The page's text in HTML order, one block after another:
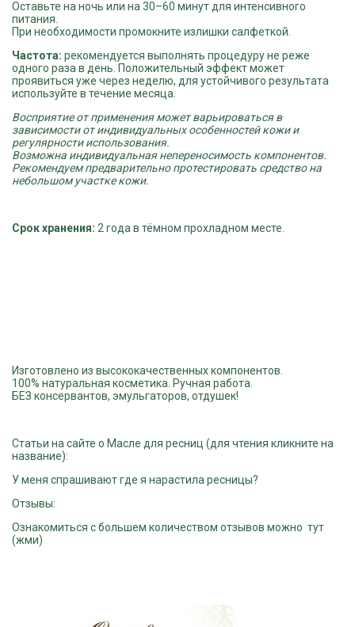
Оставьте на ночь или на 30–60 минут для интенсивного
питания.
При необходимости промокните излишки салфеткой.
Частота: рекомендуется выполнять процедуру не реже
одного раза в день. Положительный эффект может
проявиться уже через неделю, для устойчивого результата
используйте в течение месяца.
Восприятие от применения может варьироваться в
зависимости от индивидуальных особенностей кожи и
регулярности использования.
Возможна индивидуальная непереносимость компонентов.
Рекомендуем предварительно протестировать средство на
небольшом участке кожи.
Срок хранения: 2 года в тёмном прохладном месте.
Изготовлено из высококачественных компонентов.
100% натуральная косметика. Ручная работа.
БЕЗ консервантов, эмульгаторов, отдушек!
Статьи на сайте о Масле для ресниц (для чтения кликните на
название):
У меня спрашивают где я нарастила ресницы?
Отзывы:
Ознакомиться с большем количеством отзывов можно тут
(жми)